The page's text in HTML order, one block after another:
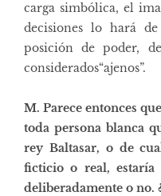
carga simbólica, el
decisiones lo hará
posición de poder,
considerados“ajenos”.
M. Parece entonces
toda persona blanca
rey Baltasar, o de
ficticio o real, estaría
deliberadamente o no.